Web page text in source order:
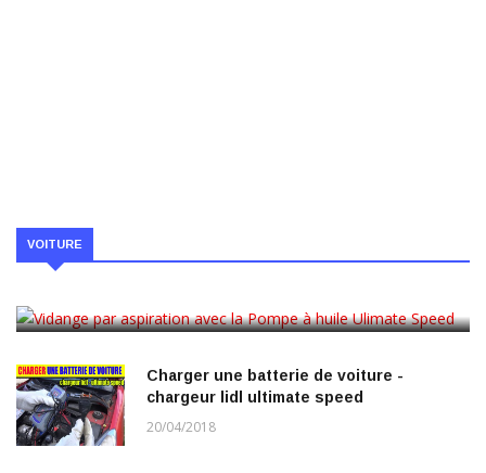
VOITURE
Vidange par aspiration avec la Pompe à
huile Ulimate Speed
Charger une batterie de voiture -
chargeur lidl ultimate speed
20/04/2018